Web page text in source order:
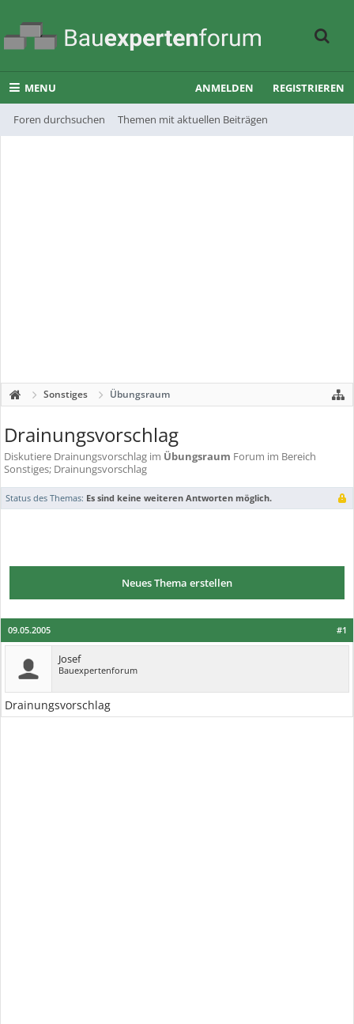
MENU
Foren durchsuchen Themen mit aktuellen Beiträgen
ANMELDEN REGISTRIEREN
Sonstiges Übungsraum
Drainungsvorschlag
Diskutiere Drainungsvorschlag im Übungsraum Forum im Bereich
Sonstiges; Drainungsvorschlag
Status des Themas: Es sind keine weiteren Antworten möglich.
Neues Thema erstellen
#1
09.05.2005
Josef
Bauexpertenforum
Drainungsvorschlag